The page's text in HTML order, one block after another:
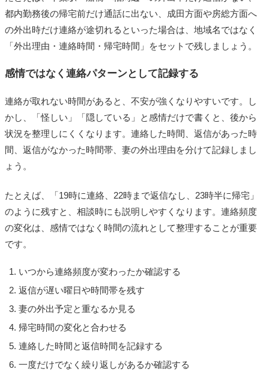
都内勤務後の帰宅前だけ通話に出ない、成田方面や房総方面へ
の外出時だけ連絡が途切れるといった場合は、地域名ではなく
「外出理由・連絡時間・帰宅時間」をセットで残しましょう。
感情ではなく連絡パターンとして記録する
連絡が取れない時間があると、不安が強くなりやすいです。し
かし、「怪しい」「隠している」と感情だけで書くと、後から
状況を整理しにくくなります。連絡した時間、返信があった時
間、返信がなかった時間帯、妻の外出理由を分けて記録しまし
ょう。
たとえば、「19時に連絡、22時まで返信なし、23時半に帰宅」
のように残すと、相談時にも説明しやすくなります。連絡頻度
の変化は、感情ではなく時間の流れとして整理することが重要
です。
いつから連絡頻度が変わったか確認する
返信が遅い曜日や時間帯を残す
妻の外出予定と重なるか見る
帰宅時間の変化と合わせる
連絡した時間と返信時間を記録する
一度だけでなく繰り返しがあるか確認する